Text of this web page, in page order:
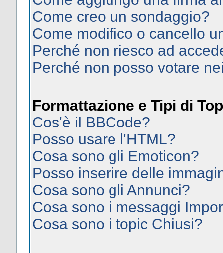
Come creo un sondaggio?
Come modifico o cancello
Perché non riesco ad
Perché non posso votare
Formattazione e Tipi di
Cos'è il BBCode?
Posso usare l'HTML?
Cosa sono gli Emoticon?
Posso inserire delle
Cosa sono gli Annunci?
Cosa sono i messaggi
Cosa sono i topic Chiusi?